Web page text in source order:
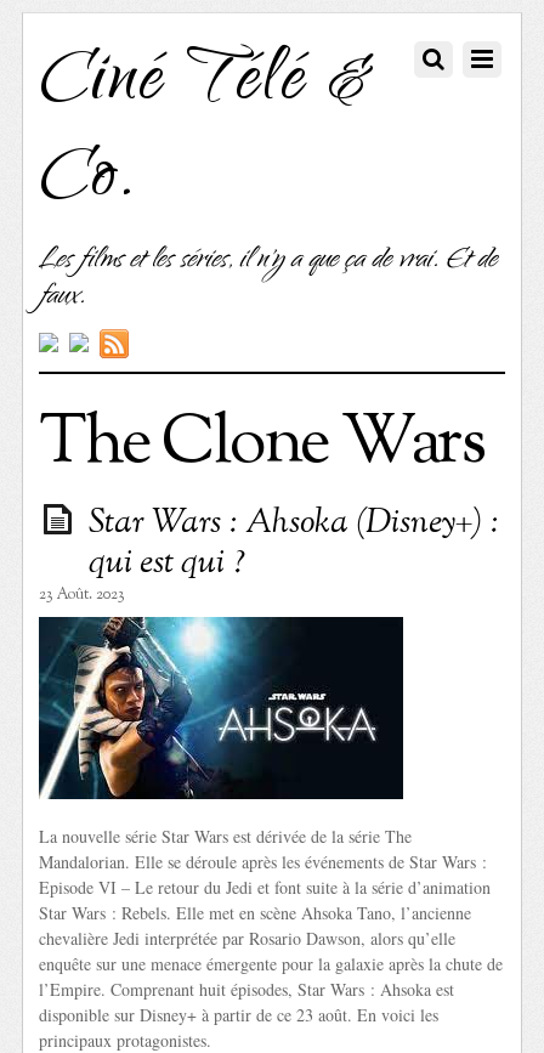
Ciné Télé &
Co.
Les films et les séries, il n'y a que ça de vrai. Et de
faux.
The Clone Wars
Star Wars : Ahsoka (Disney+) :
qui est qui ?
23 Août. 2023
La nouvelle série Star Wars est dérivée de la série The
Mandalorian. Elle se déroule après les événements de Star Wars :
Episode VI – Le retour du Jedi et font suite à la série d’animation
Star Wars : Rebels. Elle met en scène Ahsoka Tano, l’ancienne
chevalière Jedi interprétée par Rosario Dawson, alors qu’elle
enquête sur une menace émergente pour la galaxie après la chute de
l’Empire. Comprenant huit épisodes, Star Wars : Ahsoka est
disponible sur Disney+ à partir de ce 23 août. En voici les
principaux protagonistes.